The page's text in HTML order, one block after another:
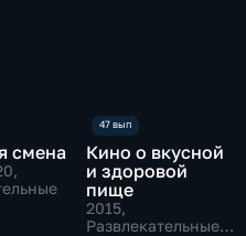
смена
,
Кино о вкусной
и здоровой
пище
2015,
Развлекательные,